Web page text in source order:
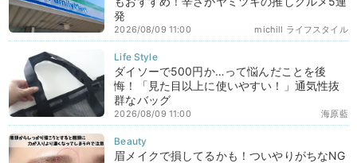
発
michill ライフスタイル
2026/08/09 11:00
ダイソーで500円か…って悩んだことを後
悔！「見た目以上に使いやすい！」通気性抜
群なバッグ
海原藍
2026/08/09 11:00
眉メイクで損してるかも！ついやりがちなNG